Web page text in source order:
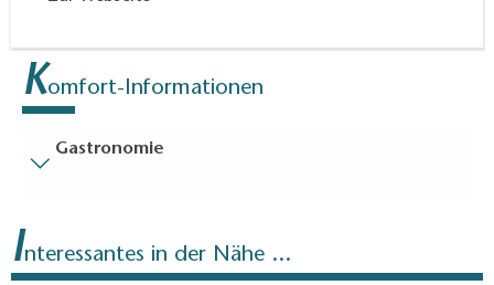
Komfort-Informationen
Gastronomie
Entfernung der Besucherparkplätze zum Eingang (in
Meter, ca.): 20
Interessantes in der Nähe ...